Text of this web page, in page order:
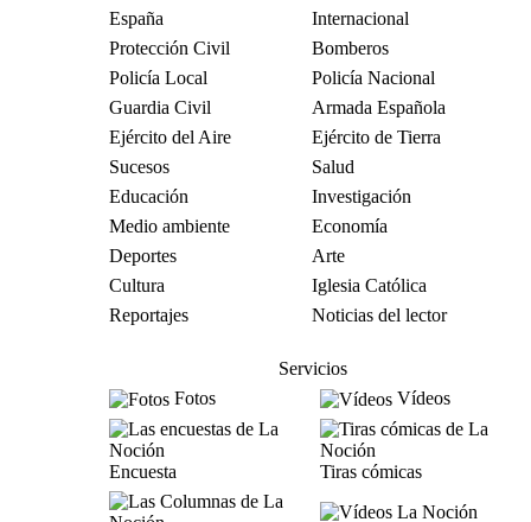
España
Internacional
Protección Civil
Bomberos
Policía Local
Policía Nacional
Guardia Civil
Armada Española
Ejército del Aire
Ejército de Tierra
Sucesos
Salud
Educación
Investigación
Medio ambiente
Economía
Deportes
Arte
Cultura
Iglesia Católica
Reportajes
Noticias del lector
Servicios
Fotos
Vídeos
Encuesta Tiras cómicas